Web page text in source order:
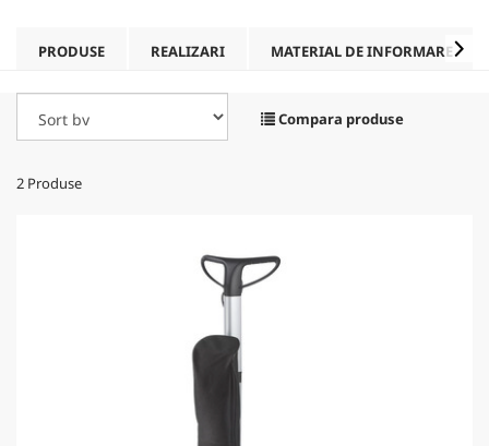
PRODUSE REALIZARI MATERIAL DE INFORMARE
Compara produse
2 Produse